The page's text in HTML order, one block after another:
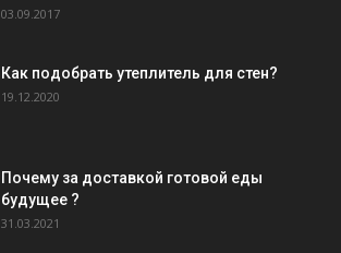
03.09.2017
Как подобрать утеплитель для стен?
19.12.2020
Почему за доставкой готовой еды
будущее ?
31.03.2021